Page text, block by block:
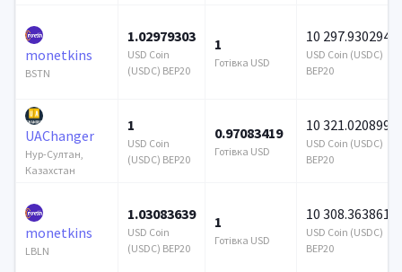
monetkins
BSTN
1.02979303
USD Coin
(USDC) BEP20
1
Готівка USD
10 297.930294
USD Coin (USDC)
BEP20
UAChanger
Нур-Султан,
Казахстан
1
USD Coin
(USDC) BEP20
0.97083419
Готівка USD
10 321.020899
USD Coin (USDC)
BEP20
monetkins
LBLN
1.03083639
USD Coin
(USDC) BEP20
1
Готівка USD
10 308.363861
USD Coin (USDC)
BEP20